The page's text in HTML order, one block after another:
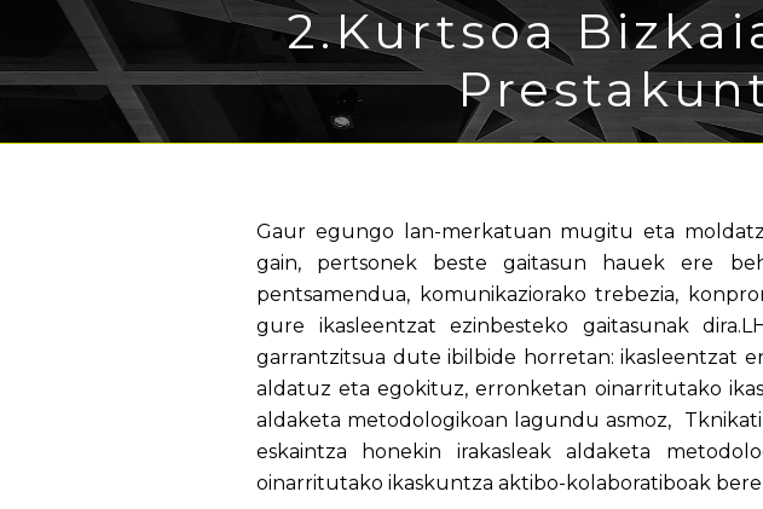
2.Kurtsoa
Gaur egungo lan-merkatuan mugitu eta
gain, pertsonek beste gaitasun hauek ere
pentsamendua, komunikaziorako trebezia,
gure ikasleentzat ezinbesteko gaitasunak
garrantzitsua dute ibilbide horretan: ikasleentzat
aldatuz eta egokituz, erronketan oinarritutako
aldaketa metodologikoan lagundu asmoz,
eskaintza honekin irakasleak aldaketa
oinarritutako ikaskuntza aktibo-kolaboratiboak